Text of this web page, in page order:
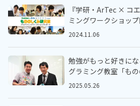
『学研・ArTec × コ
ミングワークショッ
2024.11.06
勉強がもっと好きに
グラミング教室「もの
2025.05.26